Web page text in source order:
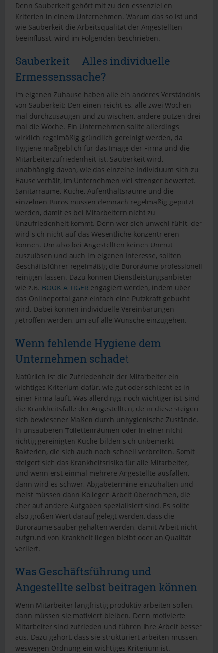
Denn Sauberkeit gehört mit zu den essenziellen
Kriterien in einem Unternehmen. Warum das so ist und
wie Sauberkeit die Arbeitsqualität der Angestellten
beeinflusst, wird im Folgenden beschrieben.
Sauberkeit – Alles individuelle
Ermessenssache?
Im eigenen Zuhause haben alle ein anderes Verständnis
von Sauberkeit: Den einen reicht es, alle zwei Wochen
mal durchzusaugen und zu wischen, andere putzen drei
mal die Woche. Ein Unternehmen sollte allerdings
wirklich regelmäßig gründlich gereinigt werden, da
Hygiene maßgeblich für das Image der Firma und die
Mitarbeiterzufriedenheit ist. Sauberkeit wird,
unabhängig davon, wie das einzelne Individuum sich zu
Hause verhält, im Unternehmen viel strenger bewertet.
Sanitärräume, Küche, Aufenthaltsräume und die
einzelnen Büros müssen demnach regelmäßig geputzt
werden, damit es bei Mitarbeitern nicht zu
Unzufriedenheit kommt. Denn wer sich unwohl fühlt, der
wird sich nicht auf das Wesentliche konzentrieren
können. Um also bei Angestellten keinen Unmut
auszulösen und auch im eigenen Interesse, sollten
Geschäftsführer regelmäßig die Büroräume professionell
reinigen lassen. Dazu können Dienstleistungsanbieter
wie z.B. BOOK A TIGER engagiert werden, indem über
das Onlineportal ganz einfach eine Putzkraft gebucht
wird. Dabei können individuelle Vereinbarungen
getroffen werden, um auf alle Wünsche einzugehen.
Wenn fehlende Hygiene dem
Unternehmen schadet
Natürlich ist die Zufriedenheit der Mitarbeiter ein
wichtiges Kriterium dafür, wie gut oder schlecht es in
einer Firma läuft. Was allerdings noch wichtiger ist, sind
die Krankheitsfälle der Angestellten, denn diese steigern
sich bewiesener Maßen durch unhygienische Zustände.
In unsauberen Toilettenräumen oder in einer nicht
richtig gereinigten Küche bilden sich unbemerkt
Bakterien, die sich auch noch schnell verbreiten. Somit
steigert sich das Krankheitsrisiko für alle Mitarbeiter,
und wenn erst einmal mehrere Angestellte ausfallen,
dann wird es schwer, Abgabetermine einzuhalten und
meist müssen dann Kollegen Arbeit übernehmen, die
eher auf andere Aufgaben spezialisiert sind. Es sollte
also großen Wert darauf gelegt werden, dass die
Büroräume sauber gehalten werden, damit Arbeit nicht
aufgrund von Krankheit liegen bleibt oder an Qualität
verliert.
Was Geschäftsführung und
Angestellte selbst beitragen können
Wenn Mitarbeiter langfristig produktiv arbeiten sollen,
dann müssen sie motiviert bleiben. Denn motivierte
Mitarbeiter sind zufrieden und führen Ihre Arbeit besser
aus. Dazu gehört, dass sie strukturiert arbeiten müssen,
weswegen Ordnung ein wichtiges Kriterium ist.